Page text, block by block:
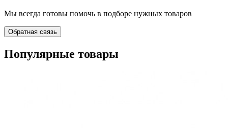
Мы всегда готовы помочь в подборе нужных товаров
Обратная связь
Популярные товары